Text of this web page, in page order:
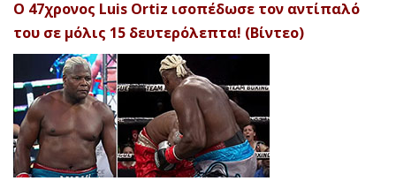
Ο 47χρονος Luis Ortiz ισοπέδωσε τον αντίπαλό
του σε μόλις 15 δευτερόλεπτα! (Βίντεο)